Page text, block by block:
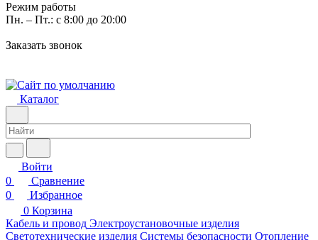
Режим работы
Пн. – Пт.: с 8:00 до 20:00
Заказать звонок
Каталог
Войти
0
Сравнение
0
Избранное
0 Корзина
Кабель и провод Электроустановочные изделия
Светотехнические изделия Системы безопасности Отопление